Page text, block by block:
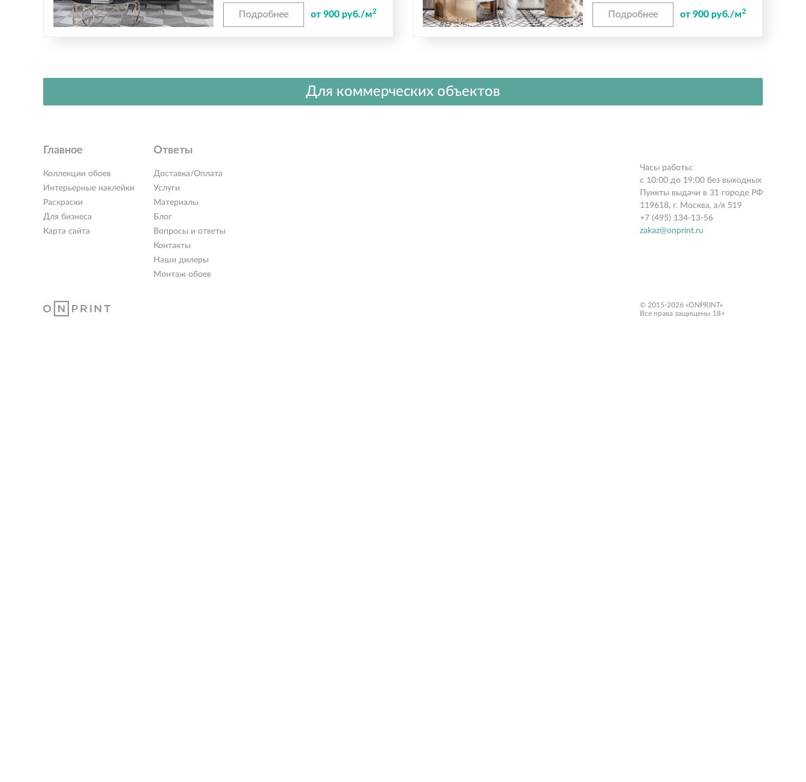
Подробнее от 900 руб./м2 Подробнее от 900 руб./м2
Для коммерческих объектов
Главное
Коллекции обоев
Интерьерные наклейки
Раскраски
Для бизнеса
Карта сайта
Ответы
Доставка/Оплата
Услуги
Материалы
Блог
Вопросы и ответы
Контакты
Наши дилеры
Монтаж обоев
Часы работы:
с 10:00 до 19:00 без выходных
Пункты выдачи в 31 городе РФ
119618, г. Москва, а/я 519
+7 (495) 134-13-56
zakaz@onprint.ru
© 2015-2026 «ONPRINT»
Все права защищены 18+‎